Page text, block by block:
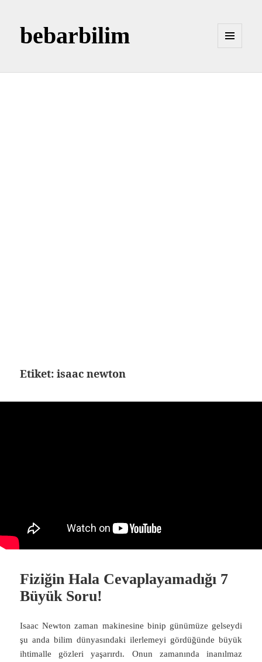
bebarbilim
BILEŞENLER
Etiket:isaac newton
Fiziğin Hala Cevaplayamadığı 7
Büyük Soru!
Isaac Newton zaman makinesine binip günümüze gelseydi
şu anda bilim dünyasındaki ilerlemeyi gördüğünde büyük
ihtimalle gözleri yaşarırdı. Onun zamanında inanılmaz